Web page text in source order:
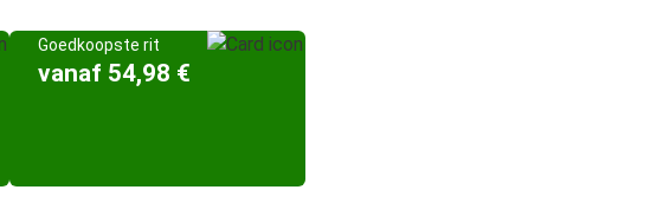
Goedkoopste rit
vanaf 54,98 €